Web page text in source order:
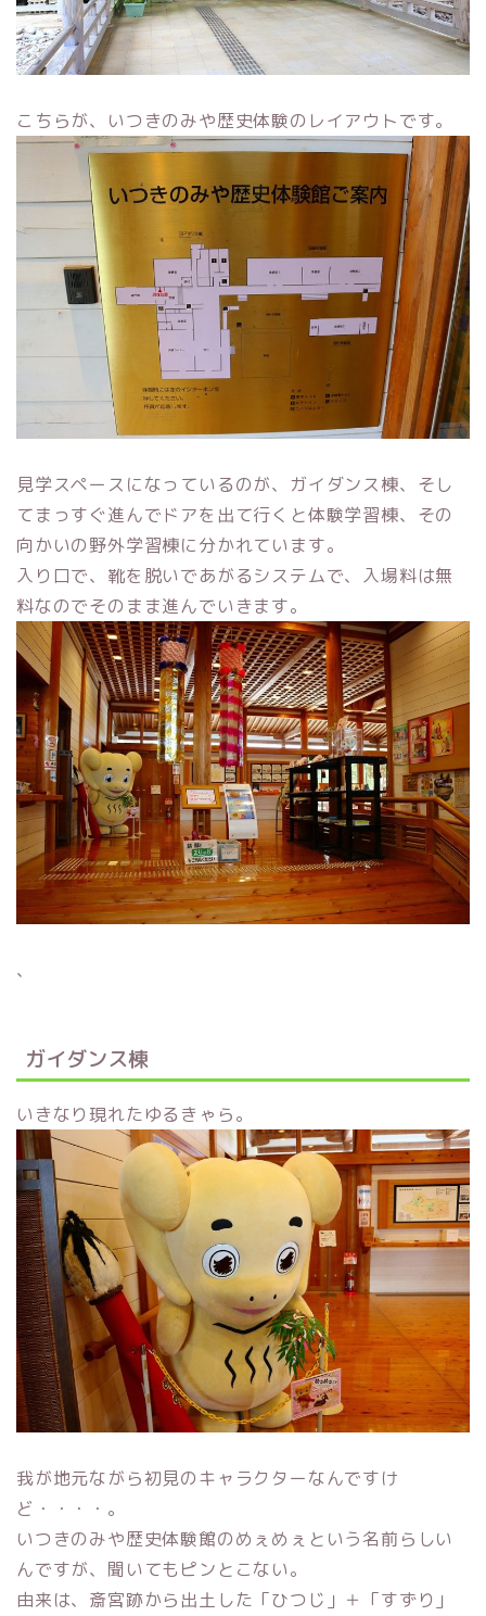
こちらが、いつきのみや歴史体験のレイアウトです。
見学スペースになっているのが、ガイダンス棟、そし
てまっすぐ進んでドアを出て行くと体験学習棟、その
向かいの野外学習棟に分かれています。
入り口で、靴を脱いであがるシステムで、入場料は無
料なのでそのまま進んでいきます。
、
ガイダンス棟
いきなり現れたゆるきゃら。
我が地元ながら初見のキャラクターなんですけ
ど・・・・。
いつきのみや歴史体験館のめぇめぇという名前らしい
んですが、聞いてもピンとこない。
由来は、斎宮跡から出土した「ひつじ」＋「すずり」